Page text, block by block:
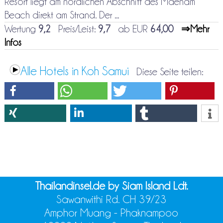
Beach direkt am Strand. Der ...
Wertung 9,2 Preis/Leist: 9,7ab EUR 64,00
⇒Mehr
Infos
Alle Hotels in Koh Samui Diese Seite teilen:
Thailandinsel.de by Siam Island Ldt.
Sawanwithi Rd. CH 39/23
Amphor Muang - Phaknampoo